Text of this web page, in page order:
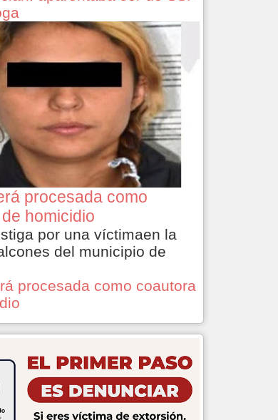
procesada como
homicidio
por una víctimaen la
del municipio de
procesada como coautora